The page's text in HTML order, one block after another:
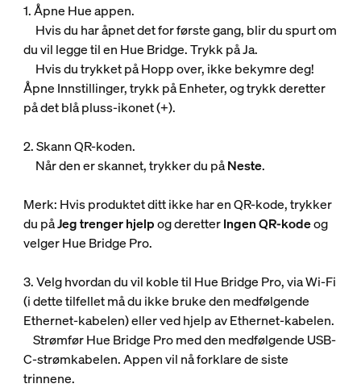
1. Åpne Hue appen.
Hvis du har åpnet det for første gang, blir du spurt om
du vil legge til en Hue Bridge. Trykk på Ja.
Hvis du trykket på Hopp over, ikke bekymre deg!
Åpne Innstillinger, trykk på Enheter, og trykk deretter
på det blå pluss-ikonet (+).
2. Skann QR-koden.
Når den er skannet, trykker du påNeste.
Merk: Hvis produktet ditt ikke har en QR-kode, trykker
du påJeg trenger hjelpog deretterIngen QR-kodeog
velger Hue Bridge Pro.
3. Velg hvordan du vil koble til Hue Bridge Pro, via Wi-Fi
(i dette tilfellet må du ikke bruke den medfølgende
Ethernet-kabelen) eller ved hjelp av Ethernet-kabelen.
Strømfør Hue Bridge Pro med den medfølgende USB-
C-strømkabelen. Appen vil nå forklare de siste
trinnene.